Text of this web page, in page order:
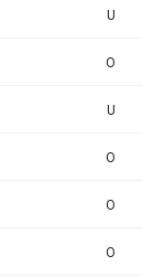
U
O
U
O
O
O